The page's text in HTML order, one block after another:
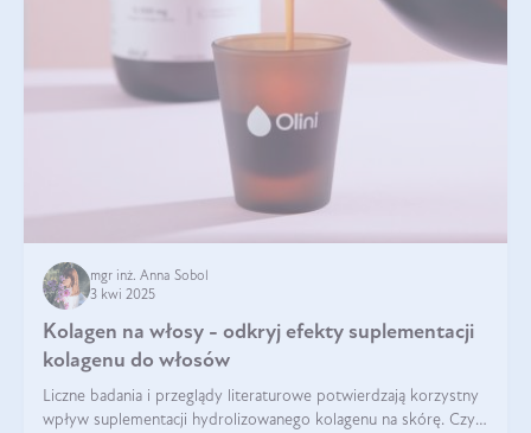
mgr inż. Anna Sobol
3 kwi 2025
Kolagen na włosy - odkryj efekty suplementacji
kolagenu do włosów
Liczne badania i przeglądy literaturowe potwierdzają korzystny
wpływ suplementacji hydrolizowanego kolagenu na skórę. Czy